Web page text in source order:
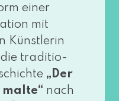
einer
mit
Künstlerin
die tra­di­tio­
„Der
nach